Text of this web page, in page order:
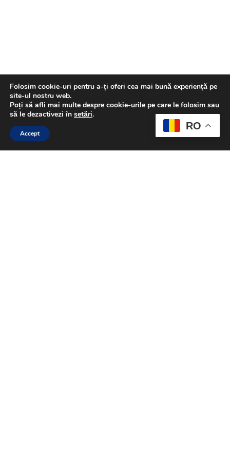
RO
Folosim cookie-uri pentru a-ți oferi cea mai bună experiență pe
site-ul nostru web.
Poți să afli mai multe despre cookie-urile pe care le folosim sau
să le dezactivezi în setări.
Accept